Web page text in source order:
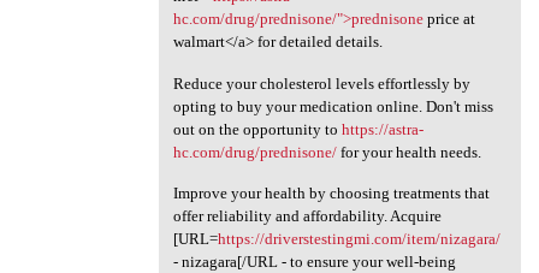
hc.com/drug/prednisone/">prednisoneprice at
walmart</a> for detailed details.
Reduce your cholesterol levels effortlessly by
opting to buy your medication online. Don't miss
out on the opportunity to https://astra-
hc.com/drug/prednisone/for your health needs.
Improve your health by choosing treatments that
offer reliability and affordability. Acquire
[URL=https://driverstestingmi.com/item/nizagara/
- nizagara[/URL - to ensure your well-being